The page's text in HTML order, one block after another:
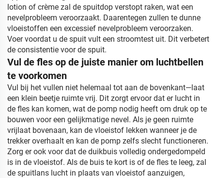
lotion of crème zal de spuitdop verstopt raken, wat een
nevelprobleem veroorzaakt. Daarentegen zullen te dunne
vloeistoffen een excessief nevelprobleem veroorzaken.
Voer voordat u de spuit vult een stroomtest uit. Dit verbetert
de consistentie voor de spuit.
Vul de fles op de juiste manier om luchtbellen
te voorkomen
Vul bij het vullen niet helemaal tot aan de bovenkant—laat
een klein beetje ruimte vrij. Dit zorgt ervoor dat er lucht in
de fles kan komen, wat de pomp nodig heeft om druk op te
bouwen voor een gelijkmatige nevel. Als je geen ruimte
vrijlaat bovenaan, kan de vloeistof lekken wanneer je de
trekker overhaalt en kan de pomp zelfs slecht functioneren.
Zorg er ook voor dat de duikbuis volledig ondergedompeld
is in de vloeistof. Als de buis te kort is of de fles te leeg, zal
de spuitlans lucht in plaats van vloeistof aanzuigen,